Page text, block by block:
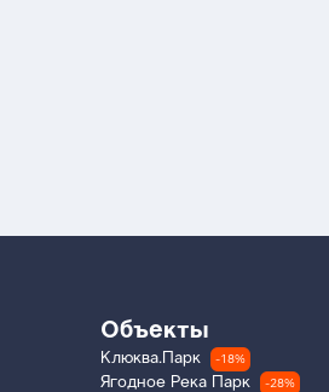
Объекты
Клюква.Парк -18%
Ягодное Река Парк -28%